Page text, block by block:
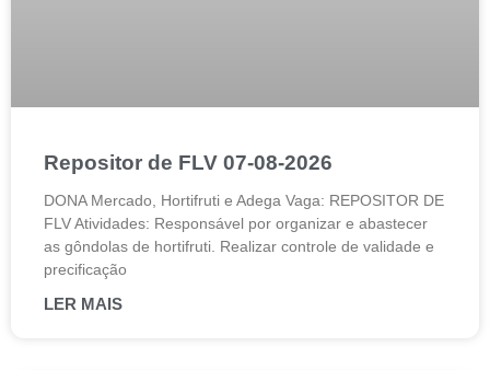
Repositor de FLV 07-08-2026
DONA Mercado, Hortifruti e Adega Vaga: REPOSITOR DE
FLV Atividades: Responsável por organizar e abastecer
as gôndolas de hortifruti. Realizar controle de validade e
precificação
LER MAIS